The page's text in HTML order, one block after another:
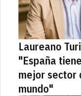
Laureano
"España
mejor sector
mundo"